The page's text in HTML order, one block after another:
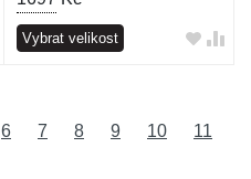
Vybrat velikost
6 7 8 9 10 11